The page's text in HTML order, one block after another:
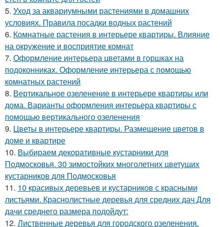
5. Уход за аквариумными растениями в домашних
условиях. Правила посадки водных растений
6. Комнатные растения в интерьере квартиры. Влияние
на окружение и восприятие комнат
7. Оформление интерьера цветами в горшках на
подоконниках. Оформление интерьера с помощью
комнатных растений
8. Вертикальное озеленение в интерьере квартиры или
дома. Варианты оформления интерьера квартиры с
помощью вертикального озеленения
9. Цветы в интерьере квартиры. Размещение цветов в
доме и квартире
10. Выбираем декоративные кустарники для
Подмосковья. 30 зимостойких многолетних цветущих
кустарников для Подмосковья
11. 10 красивых деревьев и кустарников с красными
листьями. Краснолистные деревья для средних дач Для
дачи среднего размера подойдут:
12. Лиственные деревья для городского озеленения.